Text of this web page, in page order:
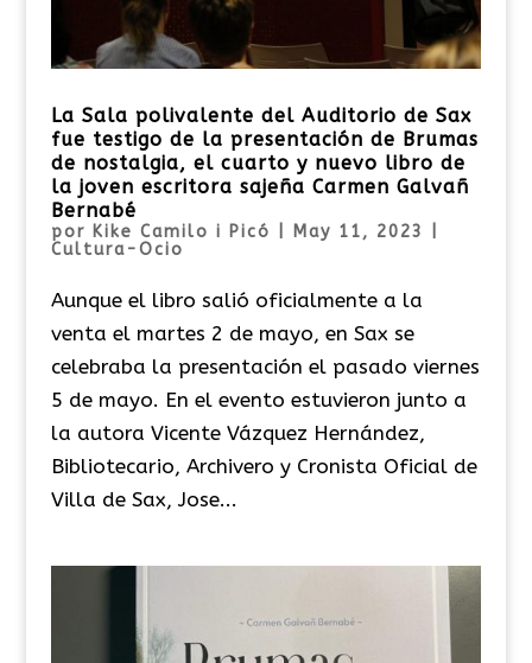
La Sala polivalente del Auditorio de Sax
fue testigo de la presentación de Brumas
de nostalgia, el cuarto y nuevo libro de
la joven escritora sajeña Carmen Galvañ
Bernabé
por Kike Camilo i Picó May 11, 2023
Cultura-Ocio
Aunque el libro salió oficialmente a la
venta el martes 2 de mayo, en Sax se
celebraba la presentación el pasado viernes
5 de mayo. En el evento estuvieron junto a
la autora Vicente Vázquez Hernández,
Bibliotecario, Archivero y Cronista Oficial de
Villa de Sax, Jose...